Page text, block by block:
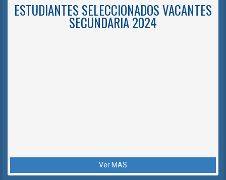
ESTUDIANTES SELECCIONADOS VACANTES
SECUNDARIA 2024
Ver MAS